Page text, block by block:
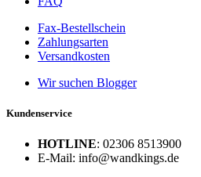
Fax-Bestellschein
Zahlungsarten
Versandkosten
Wir suchen Blogger
Kundenservice
HOTLINE: 02306 8513900
E-Mail: info@wandkings.de